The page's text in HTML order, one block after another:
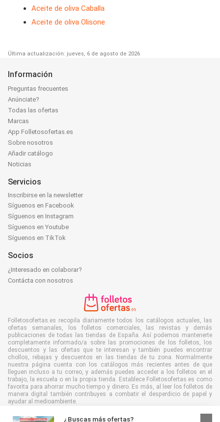
Aceite de oliva Caballa
Aceite de oliva Olisone
Última actualización: jueves, 6 de agosto de 2026
¿Buscas más ofertas?
Información
Preguntas frecuentes
Anúnciate?
Todas las ofertas
Marcas
App Folletosofertas.es
Sobre nosotros
Añadir catálogo
Noticias
Servicios
Inscribirse en la newsletter
Síguenos en Facebook
Síguenos en Instagram
Síguenos en Youtube
Síguenos en TikTok
Socios
¿Interesado en colaborar?
Contácta con nosotros
Folletosofertas.es recopila diariamente todos los catálogos actuales, las
ofertas semanales, los folletos comerciales, las revistas y demás
publicaciones de todas las tiendas de España. Así podemos mantenerte
completamente informado/a sobre las promociones de los folletos, los
descuentos y las ofertas que te interesan y también puedes encontrar
chollos, rebajas y descuentos en las tiendas de tu zona. Normalmente
nuestra página cuenta con los catálogos más recientes antes de que
lleguen incluso a tu correo, y además puedes acceder a los folletos en el
trabajo, la escuela o en la propia tienda. Establece Folletosofertas.es como
favorita para ahorrar mucho tiempo y dinero. Es más, al leer los folletos de
manera digital también contribuyes a combatir el desperdicio de papel y
ayudar al medioambiente.